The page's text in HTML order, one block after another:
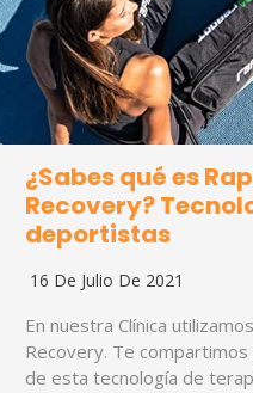
¿Sabes qué es
Recovery?
deportistas
16 De Julio De 2021
En nuestra Clínica
Recovery. Te
de esta tecnología de